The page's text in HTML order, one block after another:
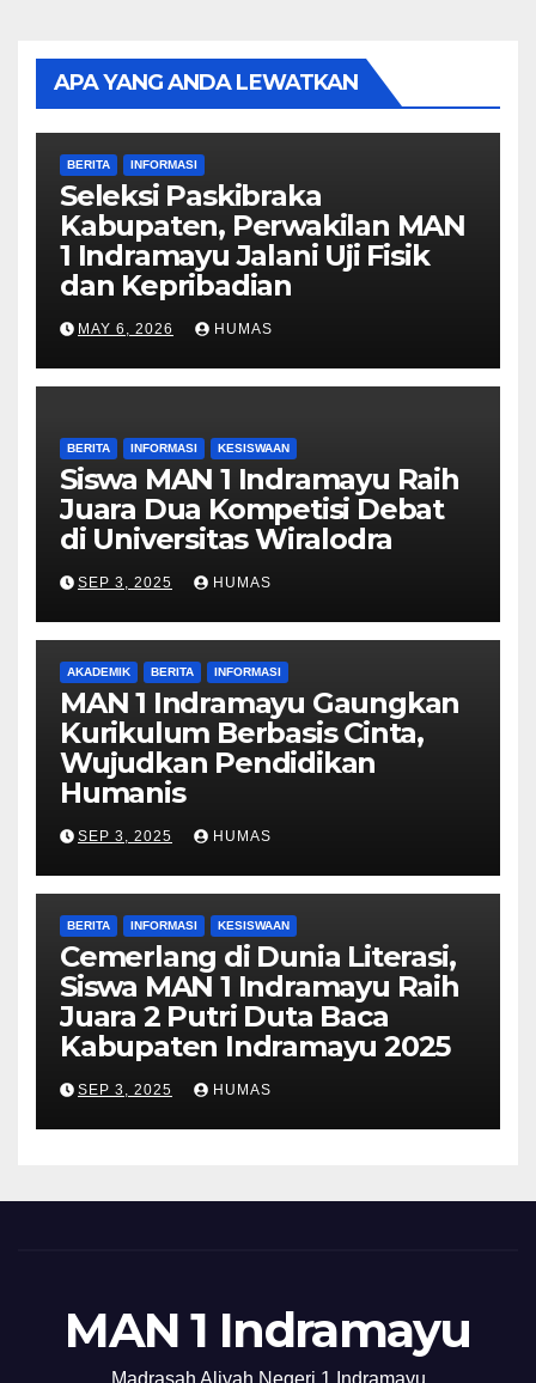
APA YANG ANDA LEWATKAN
BERITA INFORMASI
Seleksi Paskibraka
Kabupaten, Perwakilan MAN
1 Indramayu Jalani Uji Fisik
dan Kepribadian
MAY 6, 2026 HUMAS
BERITA INFORMASI KESISWAAN
Siswa MAN 1 Indramayu Raih
Juara Dua Kompetisi Debat
di Universitas Wiralodra
SEP 3, 2025 HUMAS
AKADEMIK BERITA INFORMASI
MAN 1 Indramayu Gaungkan
Kurikulum Berbasis Cinta,
Wujudkan Pendidikan
Humanis
SEP 3, 2025 HUMAS
BERITA INFORMASI KESISWAAN
Cemerlang di Dunia Literasi,
Siswa MAN 1 Indramayu Raih
Juara 2 Putri Duta Baca
Kabupaten Indramayu 2025
SEP 3, 2025 HUMAS
MAN 1 Indramayu
Madrasah Aliyah Negeri 1 Indramayu